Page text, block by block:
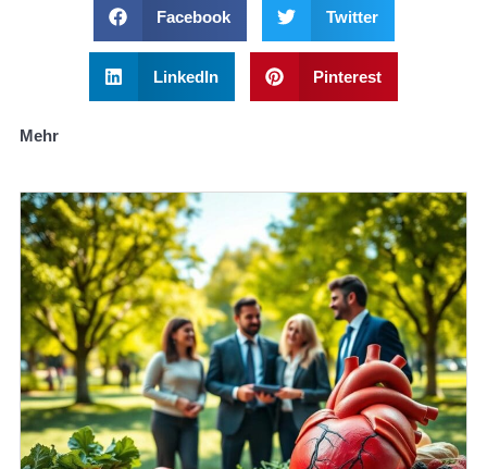
Facebook Twitter
LinkedIn Pinterest
Mehr